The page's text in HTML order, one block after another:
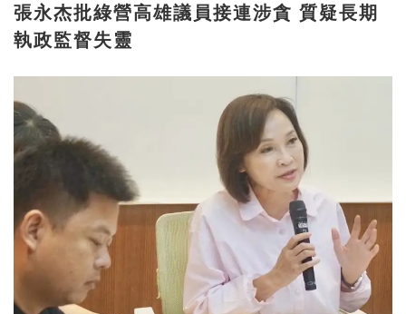
張永杰批綠營高雄議員接連涉貪 質疑長期
執政監督失靈